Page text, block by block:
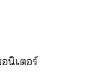
นิเตอร์